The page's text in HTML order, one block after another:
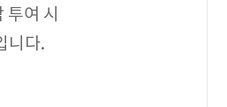
여 시
니다.